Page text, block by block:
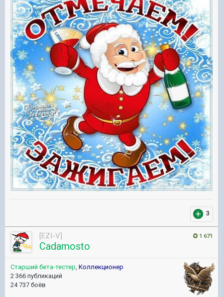
3
1 671
[EZI-V]
Cadamosto
Старший бета-тестер, Коллекционер
2 366 публикаций
24 737 боёв